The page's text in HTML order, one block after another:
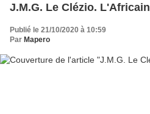
J.M.G. Le Clézio. L'Africain
Publié le 21/10/2020 à 10:59
Par Mapero